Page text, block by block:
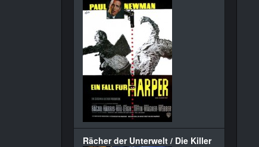
Rächer der Unterwelt / Die Killer